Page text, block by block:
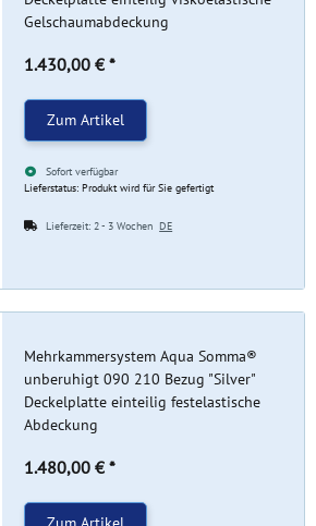
Gelschaumabdeckung
1.430,00 € *
Zum Artikel
Sofort verfügbar
Lieferstatus: Produkt wird für Sie gefertigt
Lieferzeit:2 - 3 WochenDE
Mehrkammersystem Aqua Somma®
unberuhigt 090 210 Bezug "Silver"
Deckelplatte einteilig festelastische
Abdeckung
1.480,00 € *